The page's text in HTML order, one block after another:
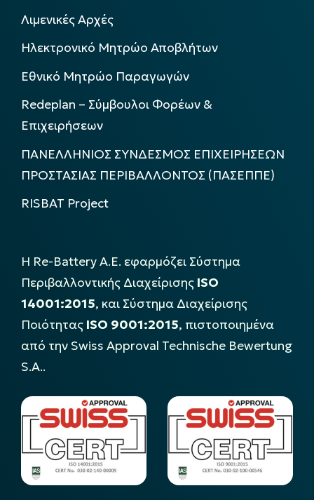
Λιμενικές Αρχές
Ηλεκτρονικό Μητρώο Αποβλήτων
Εθνικό Μητρώο Παραγωγών
Redeplan – Σύμβουλοι Φορέων &
Επιχειρήσεων
ΠΑΝΕΛΛΗΝΙΟΣ ΣΥΝΔΕΣΜΟΣ ΕΠΙΧΕΙΡΗΣΕΩΝ
ΠΡΟΣΤΑΣΙΑΣ ΠΕΡΙΒΑΛΛΟΝΤΟΣ (ΠΑΣΕΠΠΕ)
RISBAT Project
Η Re-Battery Α.Ε. εφαρμόζει Σύστημα
Περιβαλλοντικής Διαχείρισης ISO
14001:2015, και Σύστημα Διαχείρισης
Ποιότητας ISO 9001:2015, πιστοποιημένα
από την Swiss Approval Technische Bewertung
S.A..